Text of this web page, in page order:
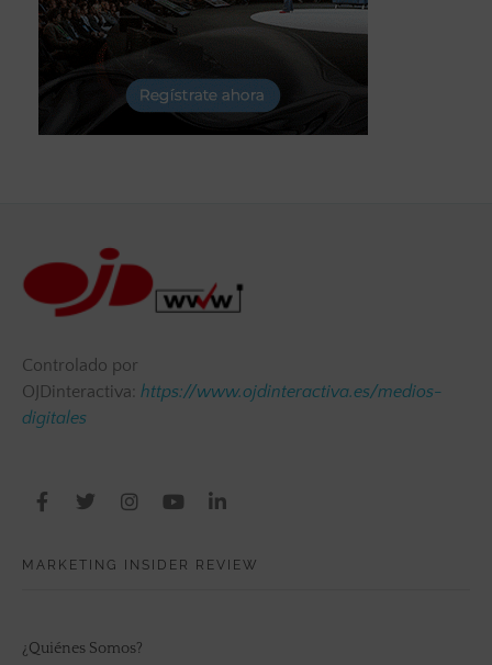
Controlado por
OJDinteractiva: https://www.ojdinteractiva.es/medios-
digitales
MARKETING INSIDER REVIEW
¿Quiénes Somos?